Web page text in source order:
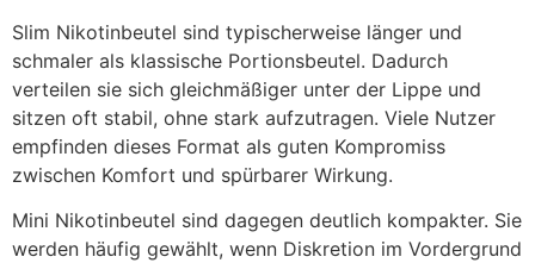
Slim Nikotinbeutel sind typischerweise länger und
schmaler als klassische Portionsbeutel. Dadurch
verteilen sie sich gleichmäßiger unter der Lippe und
sitzen oft stabil, ohne stark aufzutragen. Viele Nutzer
empfinden dieses Format als guten Kompromiss
zwischen Komfort und spürbarer Wirkung.
Mini Nikotinbeutel sind dagegen deutlich kompakter. Sie
werden häufig gewählt, wenn Diskretion im Vordergrund